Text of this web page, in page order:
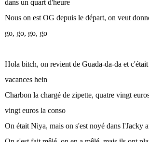
dans un quart d'heure
Nous on est OG depuis le départ, on veut
go, go, go, go
Hola bitch, on revient de Guada-da-da et
vacances hein
Charbon la chargé de zipette, quatre vingt
vingt euros la conso
On était Niya, mais on s'est noyé dans l'Jacky